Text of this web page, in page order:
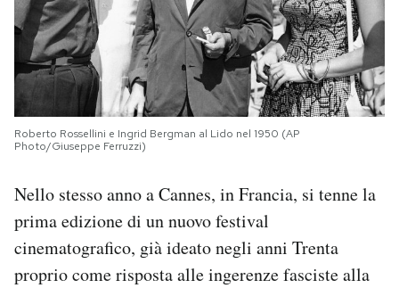
Roberto Rossellini e Ingrid Bergman al Lido nel 1950 (AP
Photo/Giuseppe Ferruzzi)
Nello stesso anno a Cannes, in Francia, si tenne la
prima edizione di un nuovo festival
cinematografico, già ideato negli anni Trenta
proprio come risposta alle ingerenze fasciste alla